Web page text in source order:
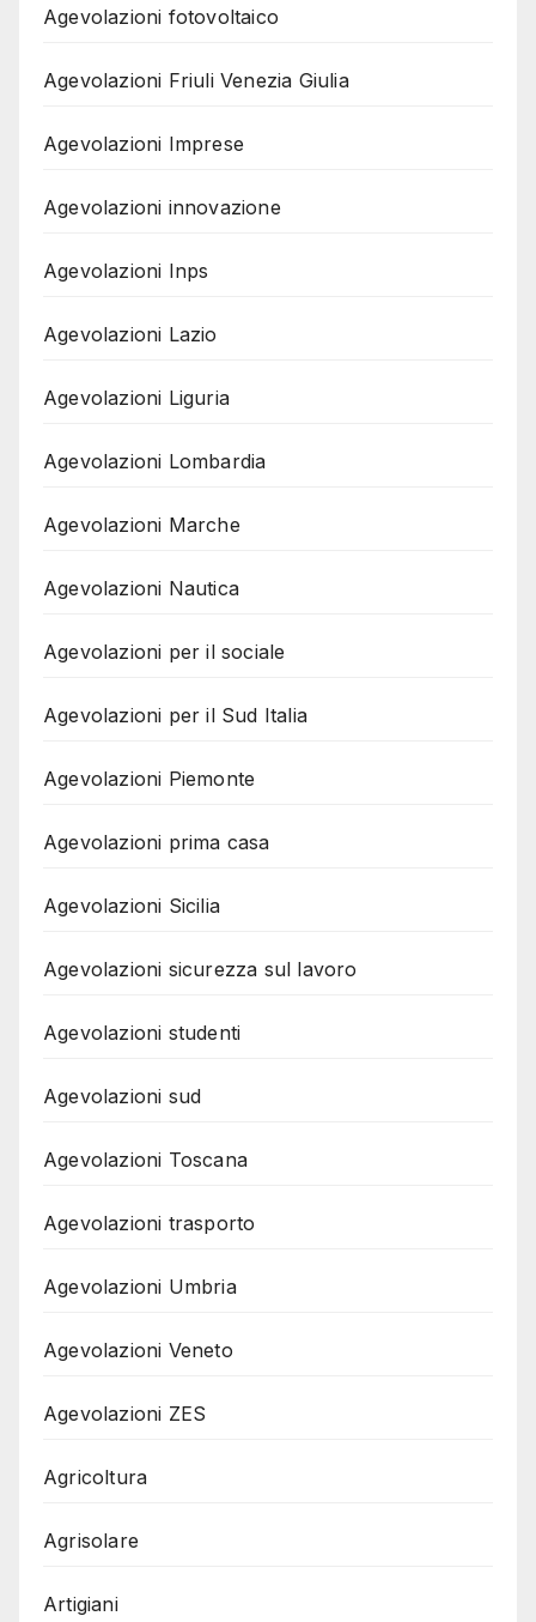
Agevolazioni fotovoltaico
Agevolazioni Friuli Venezia Giulia
Agevolazioni Imprese
Agevolazioni innovazione
Agevolazioni Inps
Agevolazioni Lazio
Agevolazioni Liguria
Agevolazioni Lombardia
Agevolazioni Marche
Agevolazioni Nautica
Agevolazioni per il sociale
Agevolazioni per il Sud Italia
Agevolazioni Piemonte
Agevolazioni prima casa
Agevolazioni Sicilia
Agevolazioni sicurezza sul lavoro
Agevolazioni studenti
Agevolazioni sud
Agevolazioni Toscana
Agevolazioni trasporto
Agevolazioni Umbria
Agevolazioni Veneto
Agevolazioni ZES
Agricoltura
Agrisolare
Artigiani